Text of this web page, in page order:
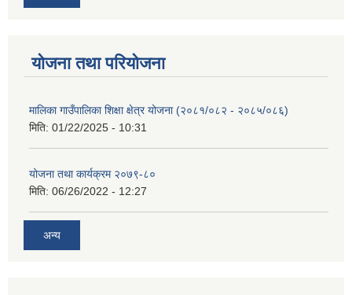
योजना तथा परियोजना
मालिका गाउँपालिका शिक्षा क्षेत्र योजना (२०८१/०८२ - २०८५/०८६)
मिति: 01/22/2025 - 10:31
योजना तथा कार्यक्रम २०७९-८०
मिति: 06/26/2022 - 12:27
अन्य